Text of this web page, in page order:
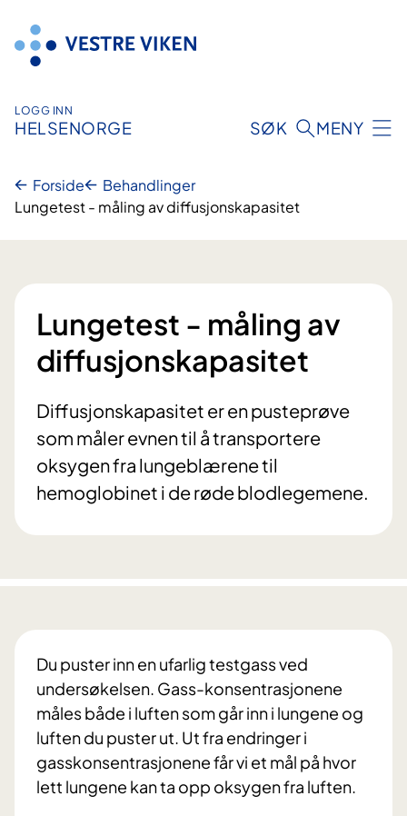
innhold
LOGG INN
HELSENORGE SØK MENY
Forside
Behandlinger
Lungetest - måling av diffusjonskapasitet
Lungetest - måling av
diffusjonskapasitet
Diffusjonskapasitet er en pusteprøve
som måler evnen til å transportere
oksygen fra lungeblærene til
hemoglobinet i de røde blodlegemene.
Du puster inn en ufarlig testgass ved
undersøkelsen. Gass-konsentrasjonene
måles både i luften som går inn i lungene og
luften du puster ut. Ut fra endringer i
gasskonsentrasjonene får vi et mål på hvor
lett lungene kan ta opp oksygen fra luften.